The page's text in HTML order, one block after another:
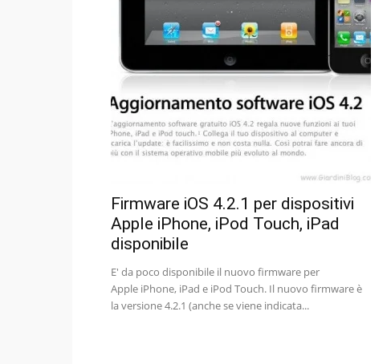
Firmware iOS 4.2.1 per dispositivi
Apple iPhone, iPod Touch, iPad
disponibile
E' da poco disponibile il nuovo firmware per
Apple iPhone, iPad e iPod Touch. Il nuovo firmware è
la versione 4.2.1 (anche se viene indicata...